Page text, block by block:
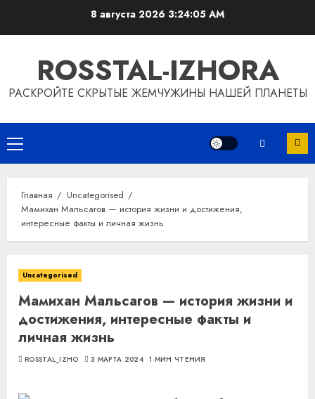
8 августа 2026 3:24:06 AM
ROSSTAL-IZHORA
РАСКРОЙТЕ СКРЫТЫЕ ЖЕМЧУЖИНЫ НАШЕЙ ПЛАНЕТЫ
Основное
меню
Главная
Uncategorised
Мамихан Мальсагов — история жизни и достижения,
интересные факты и личная жизнь
Uncategorised
Мамихан Мальсагов — история жизни и
достижения, интересные факты и
личная жизнь
ROSSTAL_IZHO 3 МАРТА 2024 1 МИН ЧТЕНИЯ